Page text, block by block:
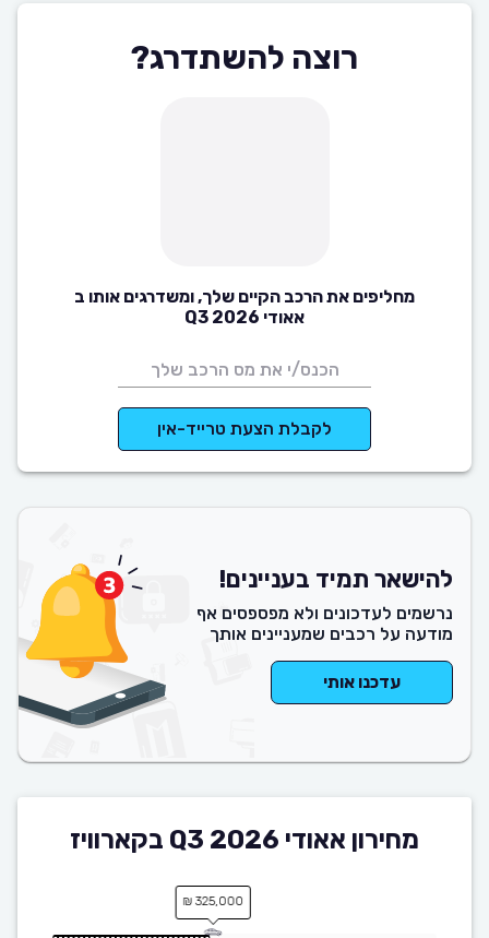
רוצה להשתדרג?
מחליפים את הרכב הקיים שלך, ומשדרגים אותו ב
אאודי Q3 2026
לקבלת הצעת טרייד-אין
להישאר תמיד בעניינים!
נרשמים לעדכונים ולא מפספסים אף
מודעה על רכבים שמעניינים אותך
עדכנו אותי
מחירון אאודי Q3 2026 בקארוויז
325,000 ₪